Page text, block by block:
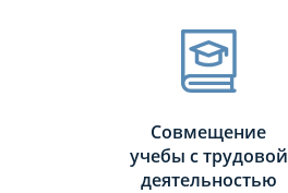
Совмещение
учебы с трудовой
деятельностью